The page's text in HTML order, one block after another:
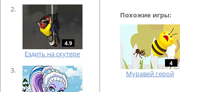
4.9
Ездить на скутере
Похожие игры:
4
Муравей герой